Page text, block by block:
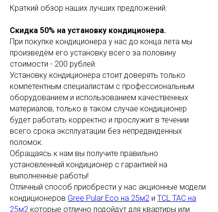
Краткий обзор наших лучших предложений:
Скидка 50% на установку кондиционера.
При покупке кондиционера у нас до конца лета мы
произведём его установку всего за половину
стоимости - 200 рублей.
Установку кондиционера стоит доверять только
компетентным специалистам с профессиональным
оборудованием и использованием качественных
материалов, только в таком случае кондиционер
будет работать корректно и прослужит в течении
всего срока эксплуатации без непредвиденных
поломок.
Обращаясь к нам вы получите правильно
установленный кондиционер с гарантией на
выполненные работы!
Отличный способ приобрести у нас акционные модели
кондиционеров Gree Pular Eco на 25м2 и TCL TAC на
25м2 которые отлично подойдут для квартиры или